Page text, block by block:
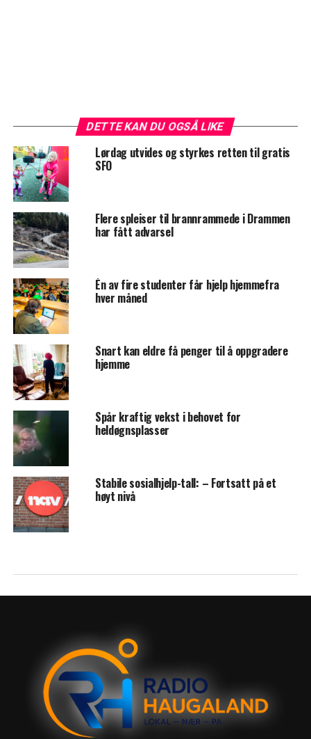
DETTE KAN DU OGSÅ LIKE
Lørdag utvides og styrkes retten til gratis
SFO
Flere spleiser til brannrammede i Drammen
har fått advarsel
Én av fire studenter får hjelp hjemmefra
hver måned
Snart kan eldre få penger til å oppgradere
hjemme
Spår kraftig vekst i behovet for
heldøgnsplasser
Stabile sosialhjelp-tall: – Fortsatt på et
høyt nivå